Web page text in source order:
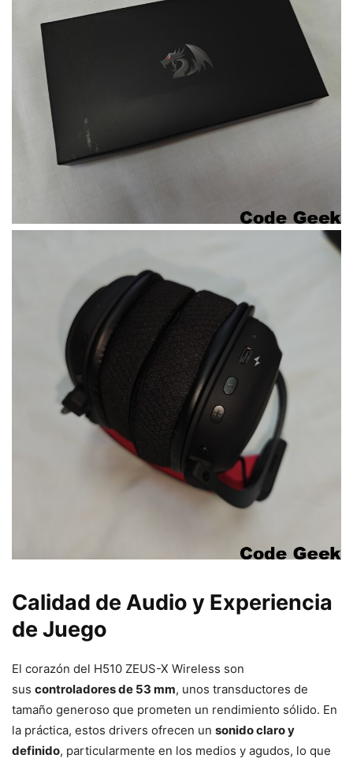
Calidad de Audio y Experiencia
de Juego
El corazón del H510 ZEUS-X Wireless son
sus controladores de 53 mm, unos transductores de
tamaño generoso que prometen un rendimiento sólido. En
la práctica, estos drivers ofrecen un sonido claro y
definido, particularmente en los medios y agudos, lo que